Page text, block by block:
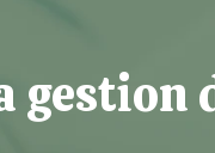
gestion